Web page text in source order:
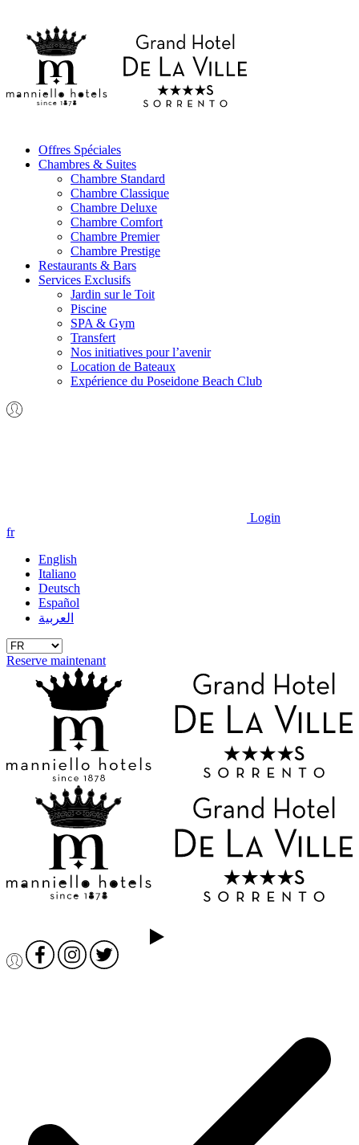
Offres Spéciales
Chambres & Suites
Chambre Standard
Chambre Classique
Chambre Deluxe
Chambre Comfort
Chambre Premier
Chambre Prestige
Restaurants & Bars
Services Exclusifs
Jardin sur le Toit
Piscine
SPA & Gym
Transfert
Nos initiatives pour l’avenir
Location de Bateaux
Expérience du Poseidone Beach Club
Login
fr
English
Italiano
Deutsch
Español
العربية
Reserve maintenant